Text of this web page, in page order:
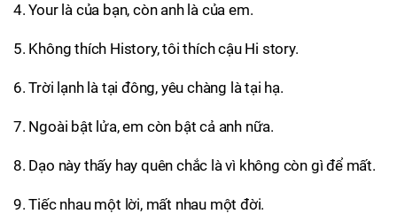
4. Your là của bạn, còn anh là của em.
5. Không thích History, tôi thích cậu Hi story.
6. Trời lạnh là tại đông, yêu chàng là tại hạ.
7. Ngoài bật lửa, em còn bật cả anh nữa.
8. Dạo này thấy hay quên chắc là vì không còn gì để mất.
9. Tiếc nhau một lời, mất nhau một đời.